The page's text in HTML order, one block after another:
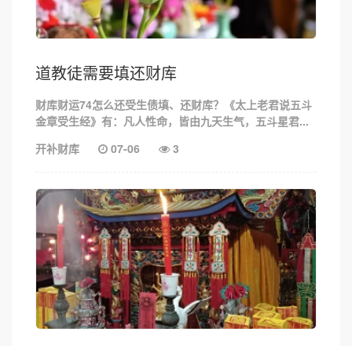
道教徒需要填还财库
财库财运74怎么还受生债填、还财库？《太上老君说五斗
金章受生经》有：凡人性命，皆由九天生气，五斗星君...
开补财库
07-06 3